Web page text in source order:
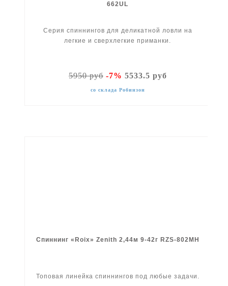
662UL
Серия спиннингов для деликатной ловли на
легкие и сверхлегкие приманки.
5950 руб-7% 5533.5 руб
со склада Робинзон
Спиннинг «Roix» Zenith 2,44м 9-42г RZS-802MH
Топовая линейка спиннингов под любые задачи.